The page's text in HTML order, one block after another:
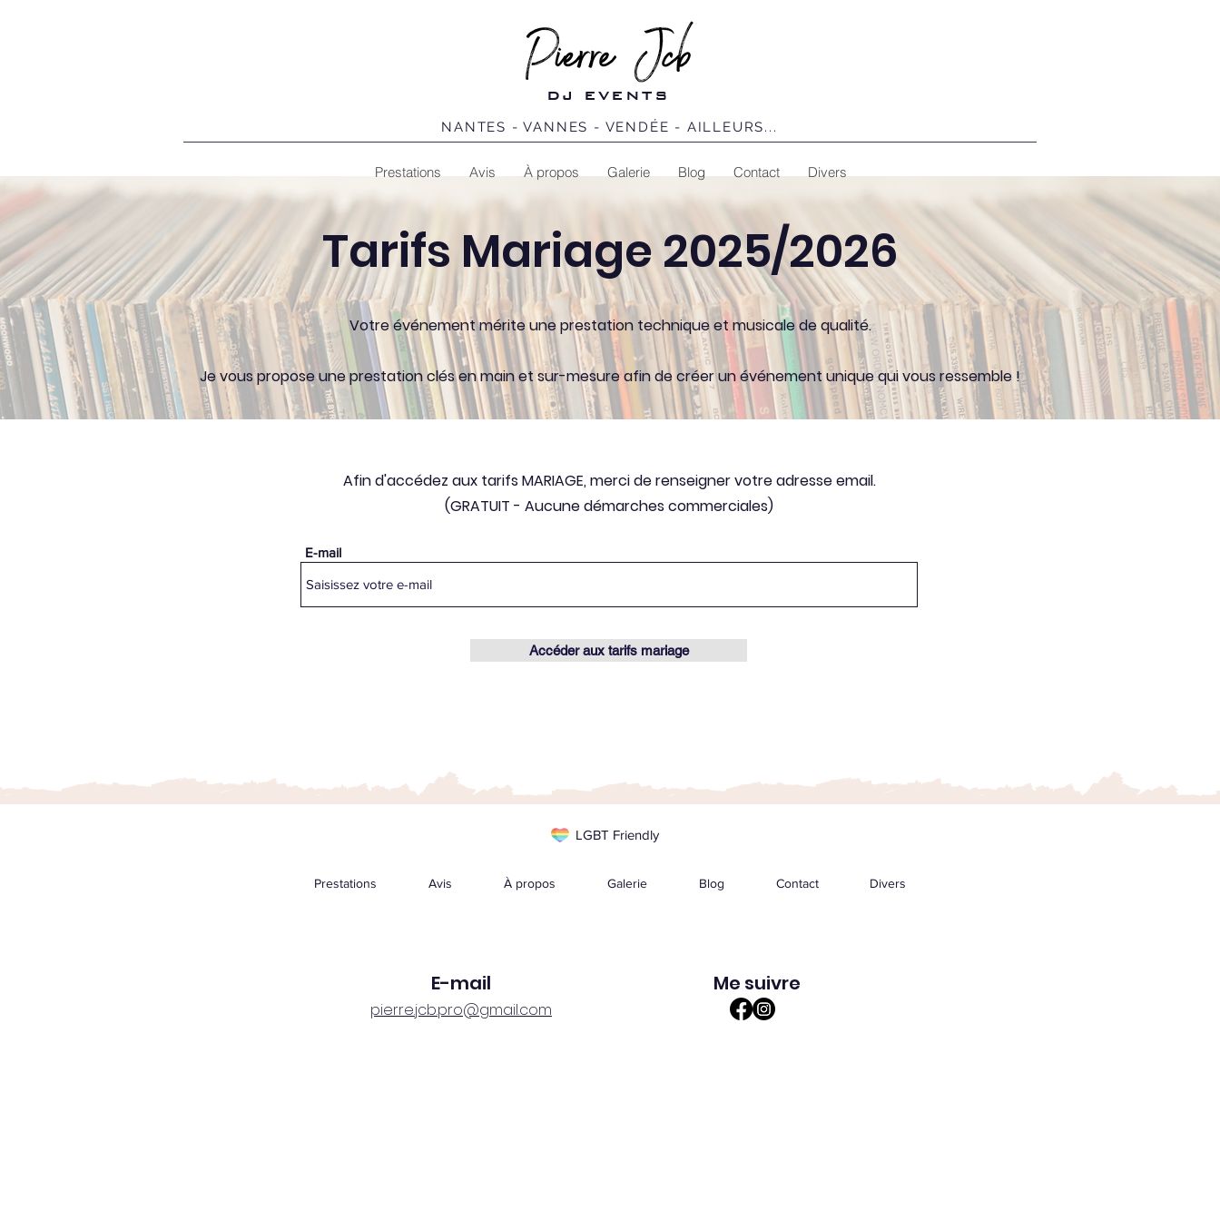
DJ EVENTS
NANTES - VANNES - VENDÉE - AILLEURS...
Prestations Avis À propos Galerie Blog Contact Divers
Tarifs Mariage 2025/2026
Votre événement mérite une prestation technique et musicale de qualité.
Je vous propose une prestation clés en main et sur-mesure afin de créer un événement unique qui vous ressemble !
Afin d'accédez aux tarifs MARIAGE, merci de renseigner votre adresse email.
(GRATUIT - Aucune démarches commerciales)
E-mail
Accéder aux tarifs mariage
LGBT Friendly
Prestations Avis À propos Galerie Blog Contact Divers
E-mail
pierre.jcb.pro@gmail.com
Me suivre